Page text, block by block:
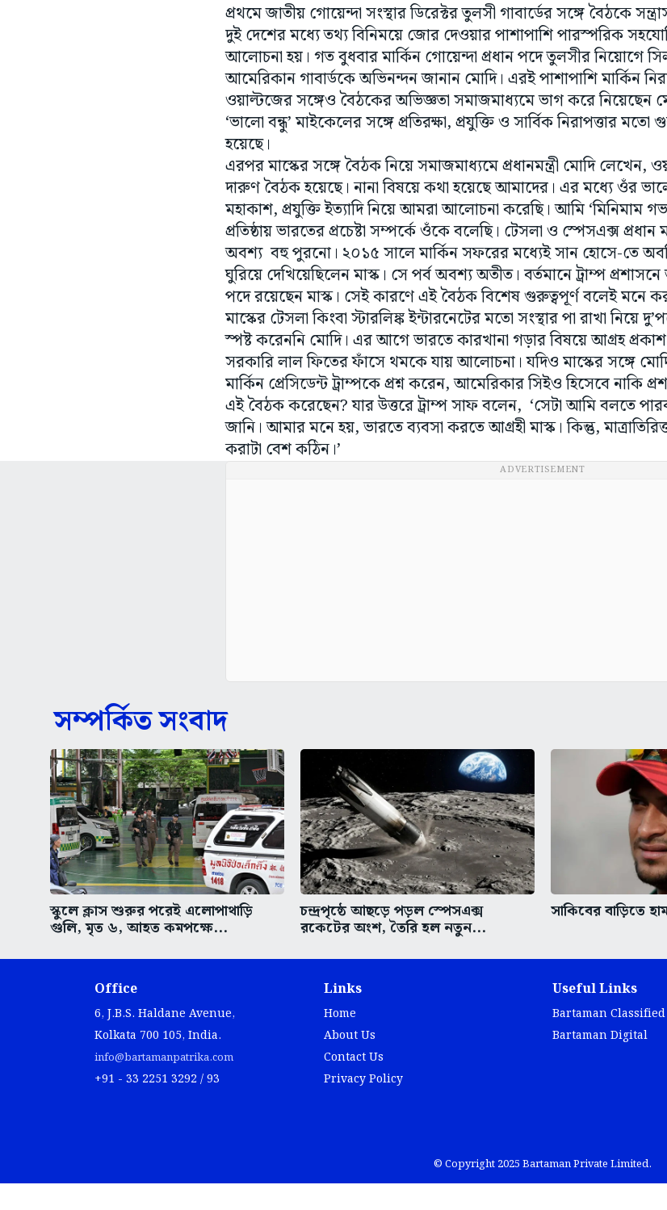
প্রথমে জাতীয় গোয়েন্দা সংস্থার ডিরেক্টর তুলসী গাবার্ডের সঙ্গে বৈঠকে
দুই দেশের মধ্যে তথ্য বিনিময়ে জোর দেওয়ার পাশাপাশি পারস্পরিক
আলোচনা হয়। গত বুধবার মার্কিন গোয়েন্দা প্রধান পদে তুলসীর নিয়োগে
আমেরিকান গাবার্ডকে অভিনন্দন জানান মোদি। এরই পাশাপাশি মার্কিন
ওয়াল্টজের সঙ্গেও বৈঠকের অভিজ্ঞতা সমাজমাধ্যমে ভাগ করে নিয়েছেন
‘ভালো বন্ধু’ মাইকেলের সঙ্গে প্রতিরক্ষা, প্রযুক্তি ও সার্বিক নিরাপত্তার
হয়েছে।
এরপর মাস্কের সঙ্গে বৈঠক নিয়ে সমাজমাধ্যমে প্রধানমন্ত্রী মোদি লেখেন,
দারুণ বৈঠক হয়েছে। নানা বিষয়ে কথা হয়েছে আমাদের। এর মধ্যে ওঁর
মহাকাশ, প্রযুক্তি ইত্যাদি নিয়ে আমরা আলোচনা করেছি। আমি ‘মিনিমাম
প্রতিষ্ঠায় ভারতের প্রচেষ্টা সম্পর্কে ওঁকে বলেছি। টেসলা ও স্পেসএক্স
অবশ্য বহু পুরনো। ২০১৫ সালে মার্কিন সফরের মধ্যেই সান হোসে-তে
ঘুরিয়ে দেখিয়েছিলেন মাস্ক। সে পর্ব অবশ্য অতীত। বর্তমানে ট্রাম্প
পদে রয়েছেন মাস্ক। সেই কারণে এই বৈঠক বিশেষ গুরুত্বপূর্ণ বলেই মনে
মাস্কের টেসলা কিংবা স্টারলিঙ্ক ইন্টারনেটের মতো সংস্থার পা রাখা নিয়ে
স্পষ্ট করেননি মোদি। এর আগে ভারতে কারখানা গড়ার বিষয়ে আগ্রহ
সরকারি লাল ফিতের ফাঁসে থমকে যায় আলোচনা। যদিও মাস্কের সঙ্গে
মার্কিন প্রেসিডেন্ট ট্রাম্পকে প্রশ্ন করেন, আমেরিকার সিইও হিসেবে নাকি
এই বৈঠক করেছেন? যার উত্তরে ট্রাম্প সাফ বলেন, ‘সেটা আমি বলতে
জানি। আমার মনে হয়, ভারতে ব্যবসা করতে আগ্রহী মাস্ক। কিন্তু,
করাটা বেশ কঠিন।’
ADVERTISEMENT
সম্পর্কিত সংবাদ
স্কুলে ক্লাস শুরুর পরেই এলোপাথাড়ি
গুলি, মৃত ৬, আহত কমপক্ষে...
চন্দ্রপৃষ্ঠে আছড়ে পড়ল স্পেসএক্স
রকেটের অংশ, তৈরি হল নতুন...
সাকিবের বাড়িতে
Office
6, J.B.S. Haldane Avenue,
Kolkata 700 105, India.
info@bartamanpatrika.com
+91 - 33 2251 3292 / 93
Links
Home
About Us
Contact Us
Privacy Policy
Useful Links
Bartaman Classified
Bartaman Digital
© Copyright 2025 Bartaman Private Limited.